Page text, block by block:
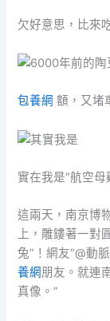
欠好意思，比來
包養網 額，又堵
實在我是“航空母
這兩天，南京博
上，雕鏤著一對
兔”！網友“@動
養網朋友。就連
真像。”